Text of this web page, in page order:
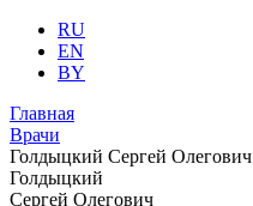
RU
EN
BY
Главная
Врачи
Голдыцкий Сергей Олегович
Голдыцкий
Сергей Олегович